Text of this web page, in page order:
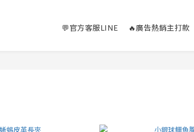
💬官方客服LINE 🔥廣告熱銷主打款